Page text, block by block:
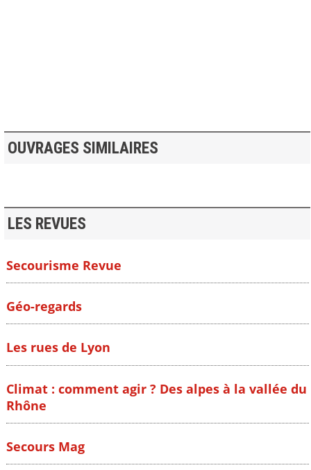
OUVRAGES SIMILAIRES
LES REVUES
Secourisme Revue
Géo-regards
Les rues de Lyon
Climat : comment agir ? Des alpes à la vallée du
Rhône
Secours Mag